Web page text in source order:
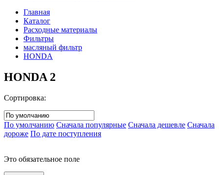
Главная
Каталог
Расходные материалы
Фильтры
масляный фильтр
HONDA
HONDA 2
Сортировка:
По умолчанию Сначала популярные Сначала дешевле Сначала
дороже По дате поступления
Это обязательное поле